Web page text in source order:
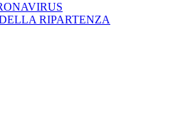
RIPARTENZA